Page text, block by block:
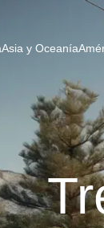
Asia y Oceanía